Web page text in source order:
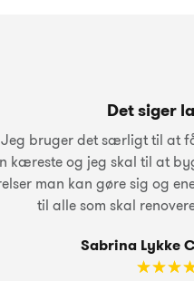
Det siger
Jeg bruger det særligt til at
kæreste og jeg skal til at
man kan gøre sig og
til alle som skal
Sabrina Lykke
☆☆☆
★★★